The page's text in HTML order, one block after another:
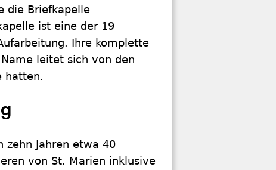
die Briefkapelle
ist eine der 19
Ihre komplette
leitet sich von den
hatten.
Jahren etwa 40
von St. Marien inklusive